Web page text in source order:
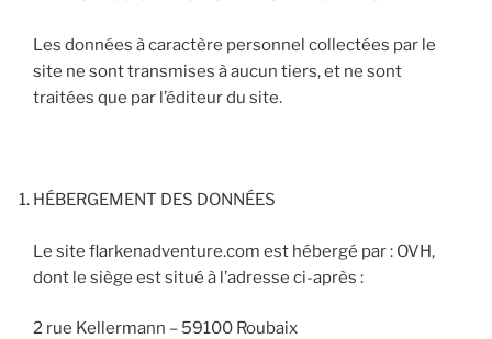
Les données à caractère personnel collectées par le
site ne sont transmises à aucun tiers, et ne sont
traitées que par l’éditeur du site.
HÉBERGEMENT DES DONNÉES
Le site flarkenadventure.com est hébergé par : OVH,
dont le siège est situé à l’adresse ci-après :
2 rue Kellermann – 59100 Roubaix